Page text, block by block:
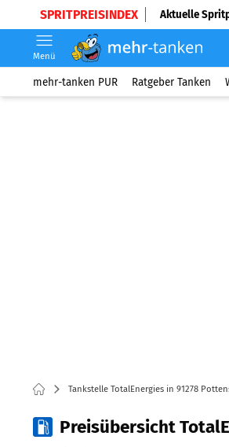
SPRITPREISINDEX Aktuelle
Menü
mehr-tanken PUR Ratgeber Tanken
Tankstelle TotalEnergies in 91278
Preisübersicht